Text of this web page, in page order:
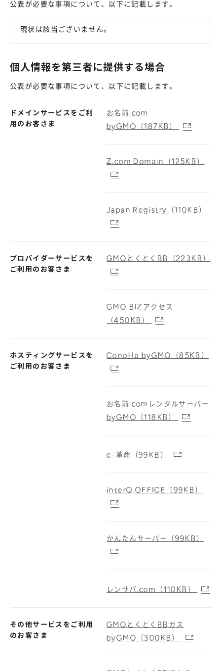
公表が必要な事項について、以下に記載します。
現状は該当ございません。
個人情報を第三者に提供する場合
公表が必要な事項について、以下に記載します。
ドメインサービスをご利
用のお客さま
お名前.com
byGMO（187KB）
Z.com Domain（125KB）
Japan Registry（110KB）
プロバイダーサービスを
ご利用のお客さま
GMOとくとくBB（223KB）
GMO BIZアクセス
（450KB）
ホスティングサービスを
ご利用のお客さま
ConoHa byGMO（85KB）
お名前.comレンタルサーバー
byGMO（118KB）
e-革命（99KB）
interQ OFFICE（99KB）
かんたんサーバー（99KB）
レンサバ.com（110KB）
その他サービスをご利用
のお客さま
GMOとくとくBBガス
byGMO（300KB）